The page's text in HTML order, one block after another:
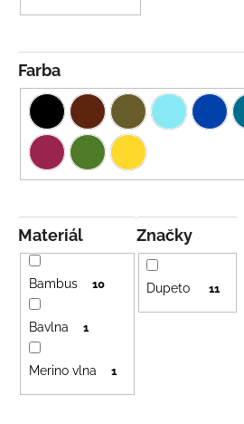
t
o
v
Značky
Dupeto 11
Farba
Materiál
Bambus 10
Bavlna 1
Merino vlna 1
č
m
e
DETSKÁ
LETNÁ
ČIAPKA
S
SVETLO
MODRÁ
€16